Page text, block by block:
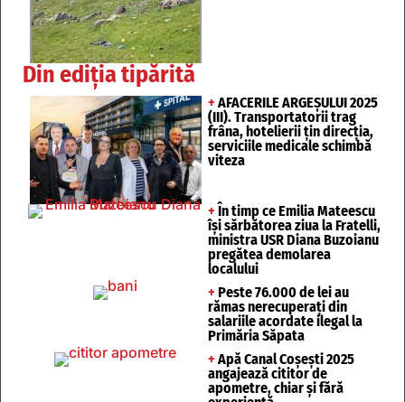
Din ediția tipărită
+ AFACERILE ARGEȘULUI 2025
(III). Transportatorii trag
frâna, hotelierii țin direcția,
serviciile medicale schimbă
viteza
+ În timp ce Emilia Mateescu
își sărbătorea ziua la Fratelli,
ministra USR Diana Buzoianu
pregătea demolarea
localului
+ Peste 76.000 de lei au
rămas nerecuperați din
salariile acordate ilegal la
Primăria Săpata
+ Apă Canal Coșești 2025
angajează cititor de
apometre, chiar și fără